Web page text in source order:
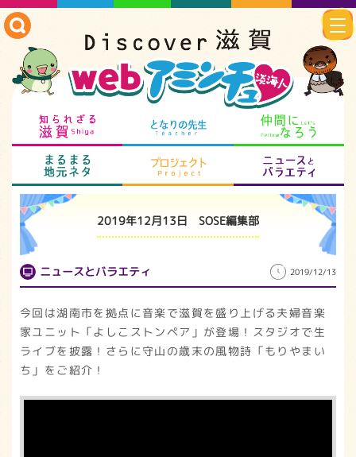
知られざる滋賀 となりの先生
まるまる地元ネタ プロジェクト
2019年12月13日 SOSE編集部
ニュースとバラエティ 2019/12/13
今回は湖南市を拠点に音楽で滋賀を盛り上げる夫婦音楽
家ユニット「よしこストンペア」が登場！スタジオで生
ライブを披露！さらに守山の歳末の風物詩「もりやまい
ち」をご紹介！